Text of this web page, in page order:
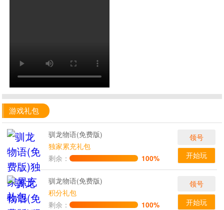
游戏礼包
驯龙物语(免费版)
独家累充礼包
剩余：
100%
领号
开始玩
驯龙物语(免费版)
积分礼包
剩余：
100%
领号
开始玩